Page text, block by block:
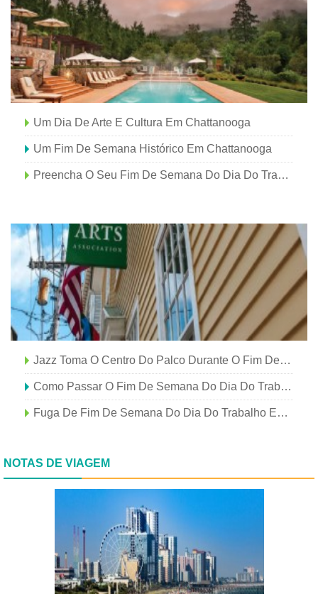
Um Dia De Arte E Cultura Em Chattanooga
Um Fim De Semana Histórico Em Chattanooga
Preencha O Seu Fim De Semana Do Dia Do Trabalho Com Música E Arte
Jazz Toma O Centro Do Palco Durante O Fim De Semana Do Dia Do Trabalho
Como Passar O Fim De Semana Do Dia Do Trabalho Em Dallas
Fuga De Fim De Semana Do Dia Do Trabalho Em Dallas
NOTAS DE VIAGEM